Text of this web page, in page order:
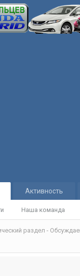
Наша команда
Активность
раздел -